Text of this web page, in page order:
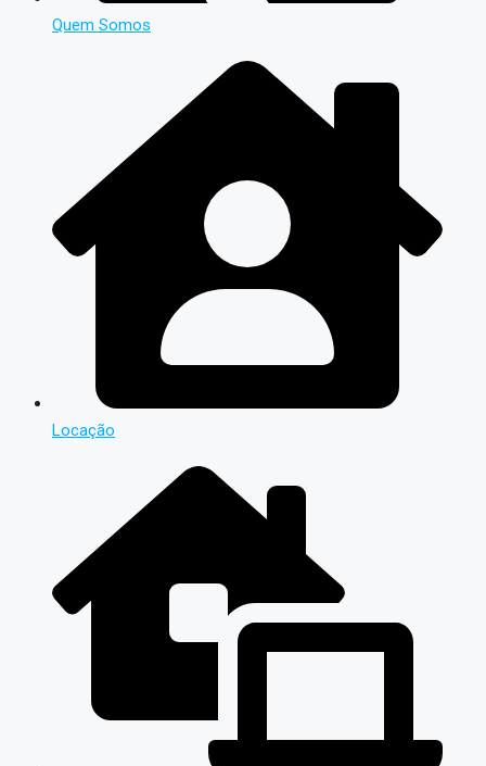
Quem Somos
Locação